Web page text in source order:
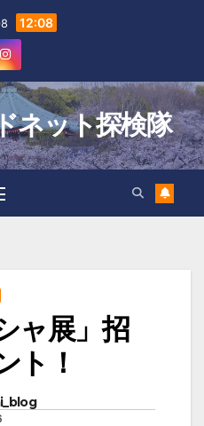
12:08
ネット探検隊
ャ展」招
ト！